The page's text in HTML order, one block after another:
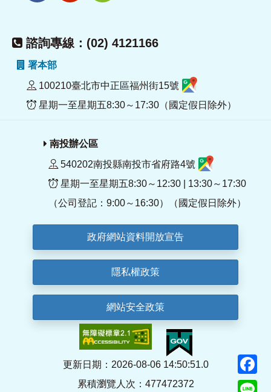
諮詢專線：(02) 4121166
署本部
100210臺北市中正區福州街15號
星期一至星期五8:30～17:30（國定假日除外）
南投辦公區
540202南投縣南投市省府路4號
星期一至星期五8:30～12:30 | 13:30～17:30
（公司登記：9:00～16:30）（國定假日除外）
政府網站資料開放宣告
隱私權政策
網站安全政策
更新日期：2026-08-06 14:50:51.0
累積瀏覽人次：477472372